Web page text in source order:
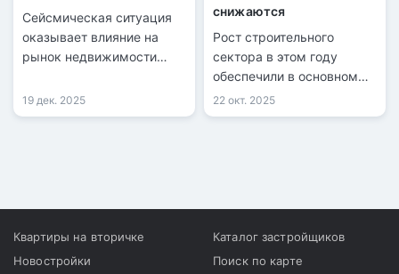
Сейсмическая ситуация
оказывает влияние на
рынок недвижимости
19 дек. 2025
снижаются
Рост строительного
сектора в этом году
обеспечили в основном
государственные
программы и отдельные
22 окт. 2025
Квартиры на вторичке
Новостройки
Каталог застройщиков
Поиск по карте